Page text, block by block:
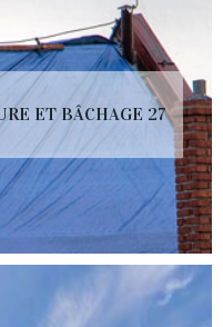
ET BÂCHAGE 27